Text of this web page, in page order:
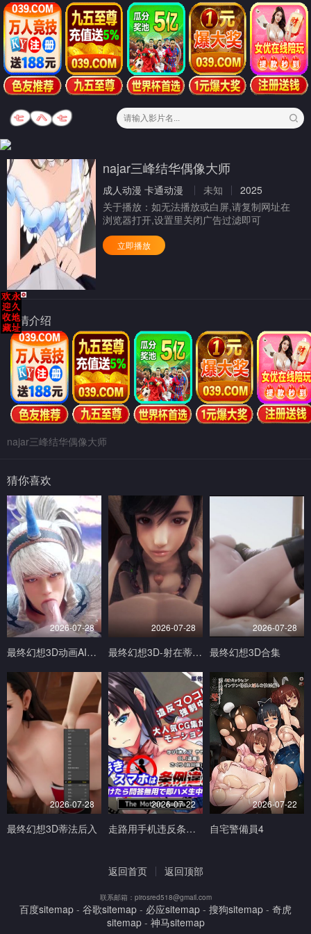
najar三峰结华偶像大师
成人动漫 卡通动漫 未知
2025
关于播放： 如无法播放或白屏,请复制网址在
浏览器打开,设置里关闭广告过滤即可
立即播放
剧情介绍
najar三峰结华偶像大师
猜你喜欢
2026-07-28
最终幻想3D动画AI生成完美画质
2026-07-28
最终幻想3D-射在蒂法的奶子小穴和嘴上V
2026-07-28
最终幻想3D合集
2026-07-28
最终幻想3D蒂法后入
2026-07-22
走路用手机违反条例发现到就问答无用马上无套抽插中出TheMotionAnimed_177879
2026-07-22
自宅警備員4
返回首页 返回顶部
联系邮箱：pirosred518@gmail.com
百度sitemap - 谷歌sitemap - 必应sitemap - 搜狗sitemap - 奇虎
sitemap- 神马sitemap